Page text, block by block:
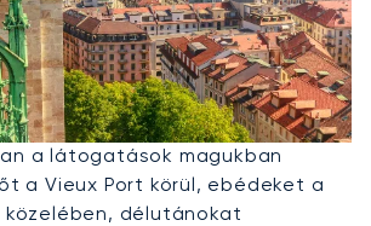
St Tropez-Ba
a látogatások magukban
a Vieux Port körül, ebédeket a
közelében, délutánokat